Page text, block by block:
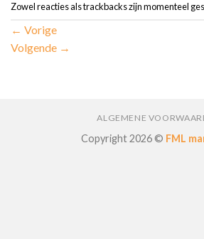
Zowel reacties als trackbacks zijn momenteel
← Vorige
Volgende →
ALGEMENE
Copyright 2026 © FML